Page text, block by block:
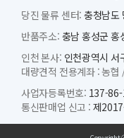
당진 물류 센터: 충청남도
반품주소: 충남 홍성군
인천 본사: 인천광역시
대량견적 전용계좌 :농협
사업자등록번호: 137-
통신판매업 신고 : 제